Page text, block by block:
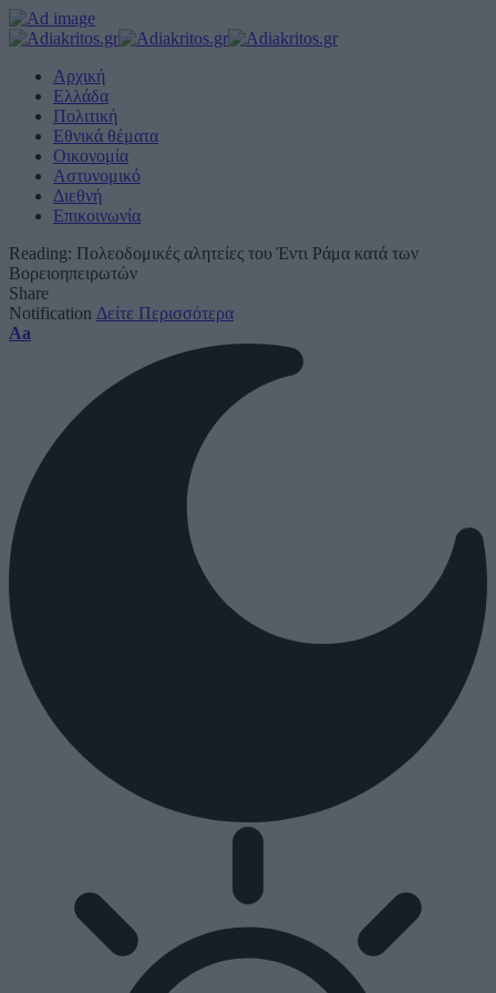
Αρχική
Ελλάδα
Πολιτική
Εθνικά θέματα
Οικονομία
Αστυνομικό
Διεθνή
Επικοινωνία
Reading: Πολεοδομικές αλητείες του Έντι Ράμα κατά των
Βορειοηπειρωτών
Share
Notification Δείτε Περισσότερα
Font
Aa